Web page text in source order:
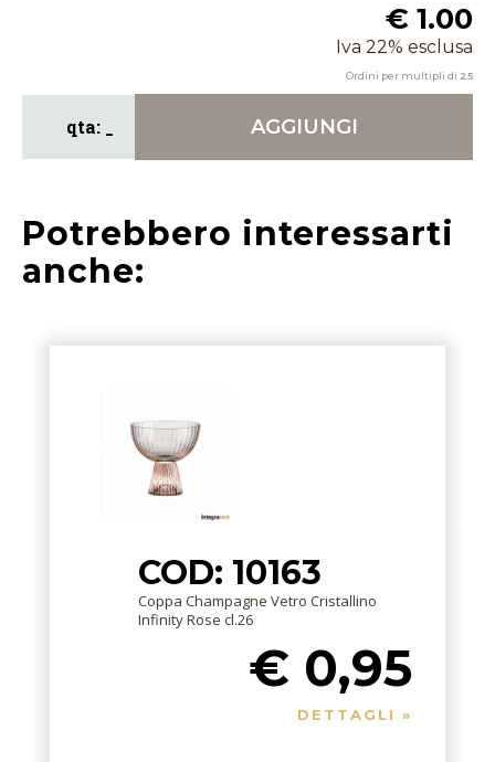
€ 1.00
Iva 22% esclusa
Ordini per multipli di 25
AGGIUNGI
Potrebbero interessarti
anche:
COD: 10163
Coppa Champagne Vetro Cristallino
Infinity Rose cl.26
€ 0,95
DETTAGLI »